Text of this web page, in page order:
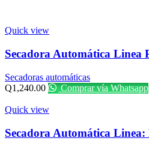
Quick view
Secadora Automática Linea
Secadoras automáticas
Q1,240.00 Comprar vía Whatsapp
Quick view
Secadora Automática Linea: